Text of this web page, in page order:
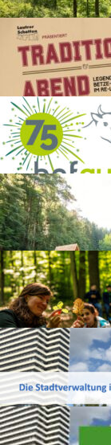
FB Kultur
FB News
FB News
Bildung
Bildung